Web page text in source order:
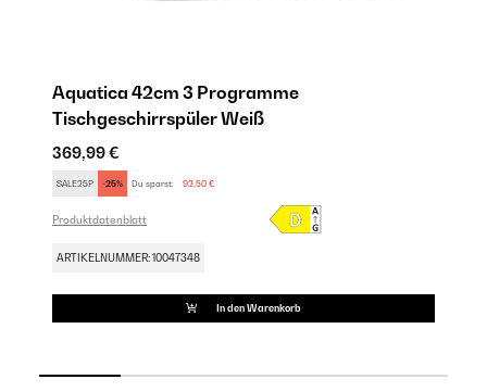
Aquatica 42cm 3 Programme
Tischgeschirrspüler Weiß
369,99 €
SALE25P -25% Du sparst: 92,50 €
Produktdatenblatt
ARTIKELNUMMER: 10047348
In den Warenkorb